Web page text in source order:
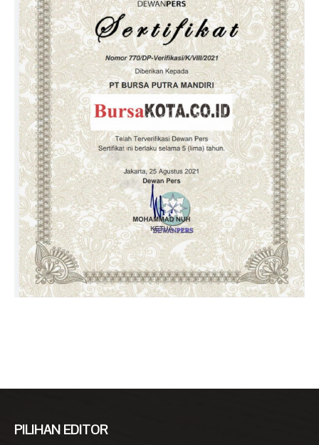
PILIHAN EDITOR